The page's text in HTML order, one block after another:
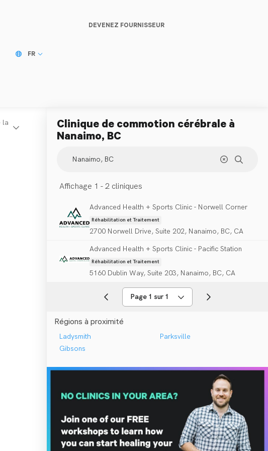
DEVENEZ FOURNISSEUR
FR
Clinique de commotion cérébrale à
Nanaimo, BC
Affichage 1 - 2 cliniques
Advanced Health + Sports Clinic - Norwell Corner
Réhabilitation et Traitement
2700 Norwell Drive, Suite 202, Nanaimo, BC, CA
Advanced Health + Sports Clinic - Pacific Station
Réhabilitation et Traitement
5160 Dublin Way, Suite 203, Nanaimo, BC, CA
Page 1 sur 1
Régions à proximité
Ladysmith
Parksville
Gibsons
la